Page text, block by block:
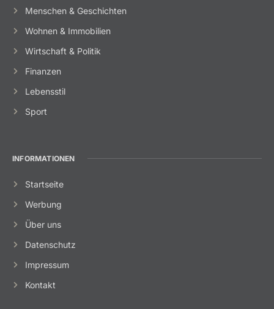
Menschen & Geschichten
Wohnen & Immobilien
Wirtschaft & Politik
Finanzen
Lebensstil
Sport
INFORMATIONEN
Startseite
Werbung
Über uns
Datenschutz
Impressum
Kontakt